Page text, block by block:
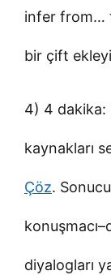
infer from…
bir çift
4) 4 dakika:
kaynakları
Çöz.
diyalogları